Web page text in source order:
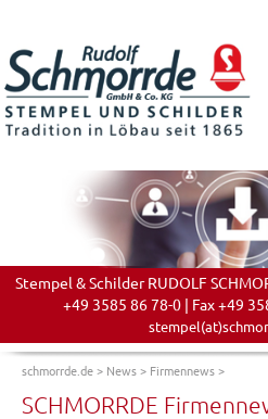
Stempel & Schilder RUDOLF
+49 3585 86 78-0 | Fax +49
schmorrde.de> News> Firmennews>
SCHMORRDE